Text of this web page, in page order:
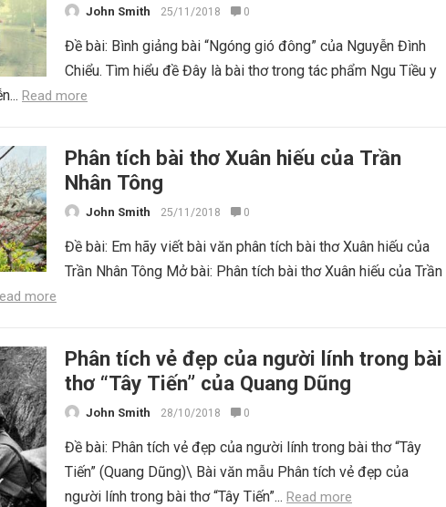
John Smith 25/11/2018 0
Đề bài: Bình giảng bài “Ngóng gió đông” của Nguyễn Đình
Chiểu. Tìm hiểu đề Đây là bài thơ trong tác phẩm Ngu Tiều y
Read more
Phân tích bài thơ Xuân hiếu của Trần
Nhân Tông
John Smith 25/11/2018 0
Đề bài: Em hãy viết bài văn phân tích bài thơ Xuân hiếu của
Trần Nhân Tông Mở bài: Phân tích bài thơ Xuân hiếu của Trần
more
Phân tích vẻ đẹp của người lính trong bài
thơ “Tây Tiến” của Quang Dũng
John Smith 28/10/2018 0
Đề bài: Phân tích vẻ đẹp của người lính trong bài thơ “Tây
Tiến” (Quang Dũng)\ Bài văn mẫu Phân tích vẻ đẹp của
người lính trong bài thơ “Tây Tiến”... Read more